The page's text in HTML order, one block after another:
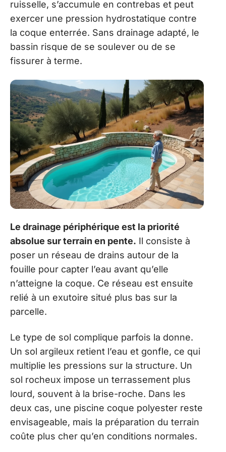
ruisselle, s’accumule en contrebas et peut
exercer une pression hydrostatique contre
la coque enterrée. Sans drainage adapté, le
bassin risque de se soulever ou de se
fissurer à terme.
Le drainage périphérique est la priorité
absolue sur terrain en pente. Il consiste à
poser un réseau de drains autour de la
fouille pour capter l’eau avant qu’elle
n’atteigne la coque. Ce réseau est ensuite
relié à un exutoire situé plus bas sur la
parcelle.
Le type de sol complique parfois la donne.
Un sol argileux retient l’eau et gonfle, ce qui
multiplie les pressions sur la structure. Un
sol rocheux impose un terrassement plus
lourd, souvent à la brise-roche. Dans les
deux cas, une piscine coque polyester reste
envisageable, mais la préparation du terrain
coûte plus cher qu’en conditions normales.